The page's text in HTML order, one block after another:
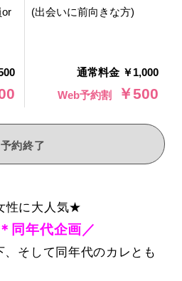
(出会いに前向きな方)
通常料金 ￥1,000
Web予約割
￥500
予約終了
性に大人気★
同年代企画／
そして同年代のカレとも